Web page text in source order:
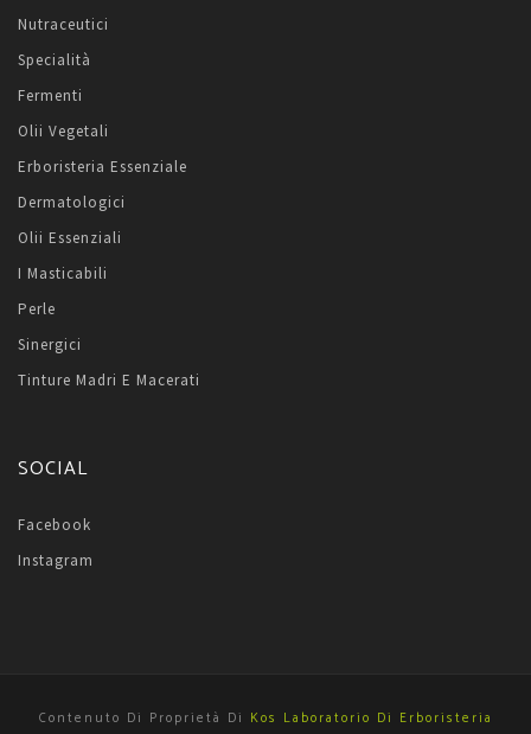
Nutraceutici
Specialità
Fermenti
Olii Vegetali
Erboristeria Essenziale
Dermatologici
Olii Essenziali
I Masticabili
Perle
Sinergici
Tinture Madri E Macerati
SOCIAL
Facebook
Instagram
Contenuto Di Proprietà Di Kos Laboratorio Di Erboristeria